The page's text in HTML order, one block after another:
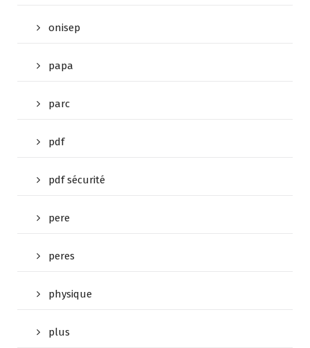
onisep
papa
parc
pdf
pdf sécurité
pere
peres
physique
plus